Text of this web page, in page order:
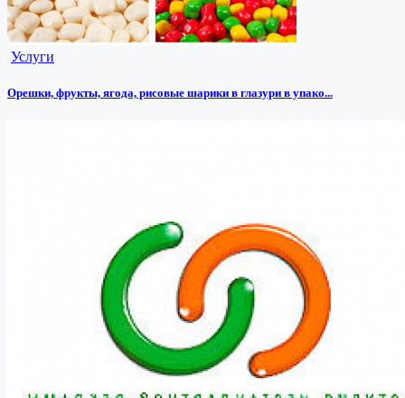
Услуги
Орешки, фрукты, ягода, рисовые шарики в глазури в упако...